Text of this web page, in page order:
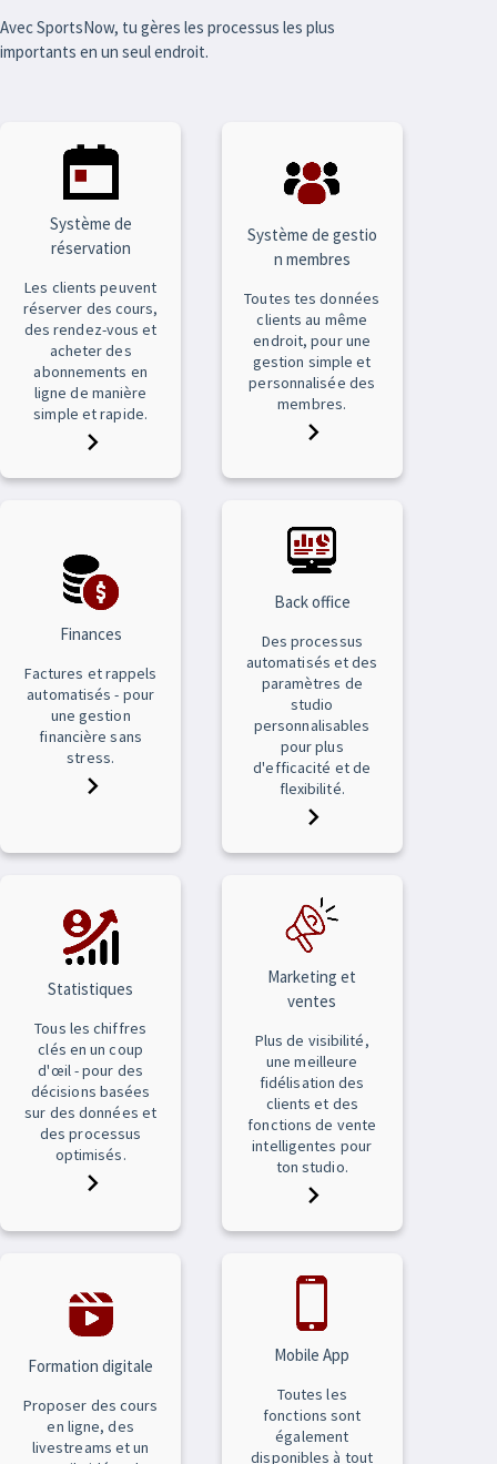
Avec SportsNow, tu gères les processus les plus
importants en un seul endroit.
Système de
réservation
Les clients peuvent
réserver des cours,
des rendez-vous et
acheter des
abonnements en
ligne de manière
simple et rapide.
Système de gestio
n membres
Toutes tes données
clients au même
endroit, pour une
gestion simple et
personnalisée des
membres.
Finances
Factures et rappels
automatisés - pour
une gestion
financière sans
stress.
Back office
Des processus
automatisés et des
paramètres de
studio
personnalisables
pour plus
d'efficacité et de
flexibilité.
Statistiques
Tous les chiffres
clés en un coup
d'œil - pour des
décisions basées
sur des données et
des processus
optimisés.
Marketing et
ventes
Plus de visibilité,
une meilleure
fidélisation des
clients et des
fonctions de vente
intelligentes pour
ton studio.
Formation digitale
Proposer des cours
en ligne, des
livestreams et un
Mobile App
Toutes les
fonctions sont
également
disponibles à tout